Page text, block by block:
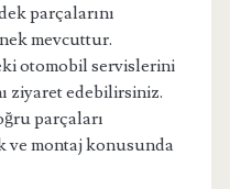
parçalarını
mevcuttur.
otomobil servislerini
ziyaret edebilirsiniz.
parçaları
ve montaj konusunda